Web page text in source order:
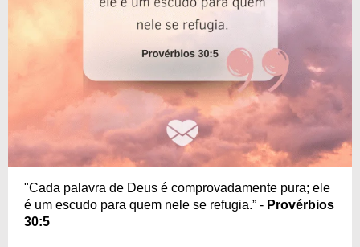
"Cada palavra de Deus é comprovadamente pura; ele
é um escudo para quem nele se refugia.” - Provérbios
30:5